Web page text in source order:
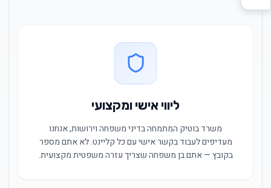
ליווי אישי ומקצועי
משרד בוטיק המתמחה בדיני משפחה וירושות, אנחנו
מעדיפים לעבוד בקשר אישי עם כל קליינט. לא אתם מספר
בקובץ — אתם בן משפחה שצריך עזרה משפטית מקצועית.